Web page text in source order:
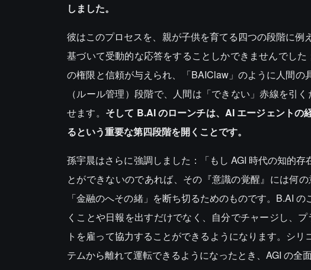
しました。
彼はこのプロセスを、親が子供を育てる四つの段階に
基づいて受動的な応答をすることしかできませんでし
の権限と信頼が与えられ、「BAIClaw」のように人間
（ルール管理）段階で、人間は「できない」赤線を引
せます。 そして B.AI のローンチは、AI エージェントの
るという重要な第四段階を開くことです。
孫宇晨はさらに強調しました：「もし AGI 時代の知的
とができないのであれば、その『意識の覚醒』には何
「金融のへその緒」を断ち切るためのものです。B.AI
くことや日報を出すだけでなく、自分でチャージし、
トを雇って協力することができるようになります。シ
テムから離れて運転できるようになったとき、AGI の全